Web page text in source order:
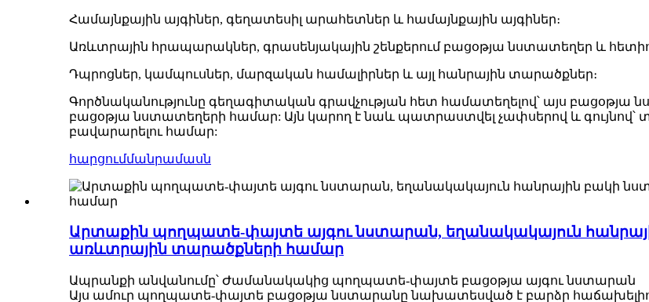
Համայնքային այգիներ, գեղատեսիլ արահետներ և համայնքային այգիներ։
Առևտրային հրապարակներ, գրասենյակային շենքերում բացօթյա նստատեղեր և
Դպրոցներ, կամպուսներ, մարզական համալիրներ և այլ հանրային տարածքներ։
Գործնականությունը գեղագիտական ​​​​գրավչության հետ համատեղելով՝ այս բացօթյա
բացօթյա նստատեղերի համար: Այն կարող է նաև պատրաստվել չափսերով և
բավարարելու համար:
հարցումմանրամասն
Արտաքին պողպատե-փայտե այգու նստարան, եղանակակայուն
առևտրային տարածքների համար
Ապրանքի անվանումը՝ Ժամանակակից պողպատե-փայտե բացօթյա այգու նստարան
Այս ամուր պողպատե-փայտե բացօթյա նստարանը նախատեսված է բարձր